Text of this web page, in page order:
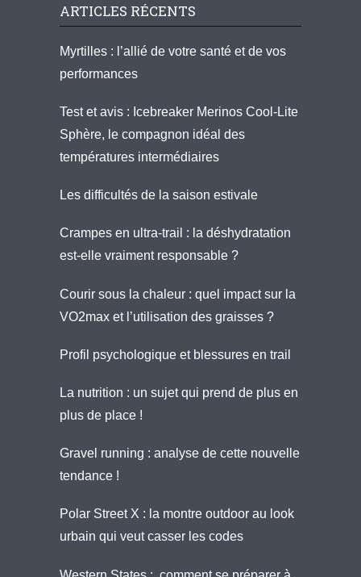
ARTICLES RÉCENTS
Myrtilles : l’allié de votre santé et de vos
performances
Test et avis : Icebreaker Merinos Cool-Lite
Sphère, le compagnon idéal des
températures intermédiaires
Les difficultés de la saison estivale
Crampes en ultra-trail : la déshydratation
est-elle vraiment responsable ?
Courir sous la chaleur : quel impact sur la
VO2max et l’utilisation des graisses ?
Profil psychologique et blessures en trail
La nutrition : un sujet qui prend de plus en
plus de place !
Gravel running : analyse de cette nouvelle
tendance !
Polar Street X : la montre outdoor au look
urbain qui veut casser les codes